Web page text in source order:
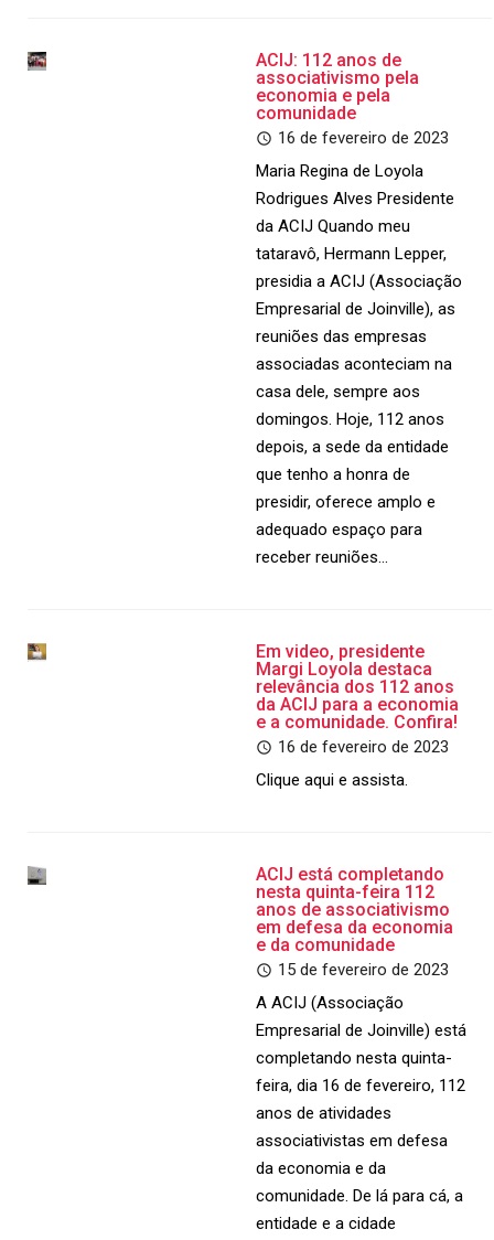
ACIJ: 112 anos de
associativismo pela
economia e pela
comunidade
16 de fevereiro de 2023
Maria Regina de Loyola
Rodrigues Alves Presidente
da ACIJ Quando meu
tataravô, Hermann Lepper,
presidia a ACIJ (Associação
Empresarial de Joinville), as
reuniões das empresas
associadas aconteciam na
casa dele, sempre aos
domingos. Hoje, 112 anos
depois, a sede da entidade
que tenho a honra de
presidir, oferece amplo e
adequado espaço para
receber reuniões…
Em video, presidente
Margi Loyola destaca
relevância dos 112 anos
da ACIJ para a economia
e a comunidade. Confira!
16 de fevereiro de 2023
Clique aqui e assista.
ACIJ está completando
nesta quinta-feira 112
anos de associativismo
em defesa da economia
e da comunidade
15 de fevereiro de 2023
A ACIJ (Associação
Empresarial de Joinville) está
completando nesta quinta-
feira, dia 16 de fevereiro, 112
anos de atividades
associativistas em defesa
da economia e da
comunidade. De lá para cá, a
entidade e a cidade